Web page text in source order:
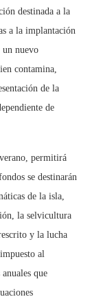
destinada a la
a la implantación
un nuevo
contamina,
de la
de
permitirá
se destinarán
de la isla,
la selvicultura
y la lucha
al
que